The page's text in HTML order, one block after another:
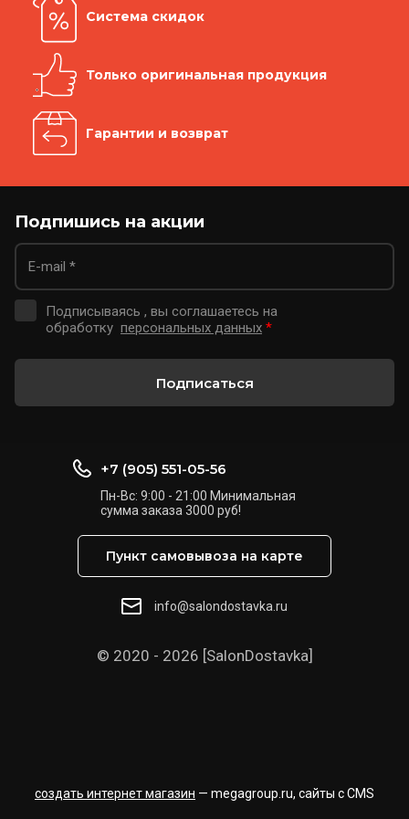
Система скидок
Только оригинальная продукция
Гарантии и возврат
Подпишись на акции
Подписываясь , вы соглашаетесь на
обработку персональных данных *
Подписаться
© 2020 - 2026 [SalonDostavka]
+7 (905) 551-05-56
Пн-Вс: 9:00 - 21:00 Минимальная
сумма заказа 3000 руб!
Пункт самовывоза на карте
info@salondostavka.ru
создать интернет магазин — megagroup.ru, сайты с CMS